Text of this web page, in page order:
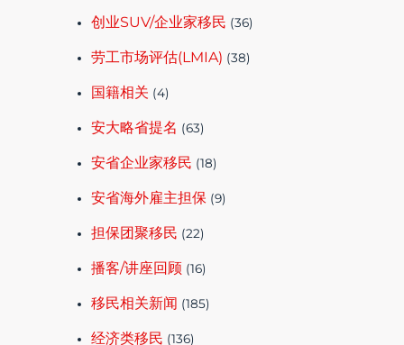
创业SUV/企业家移民 (36)
劳工市场评估(LMIA) (38)
国籍相关 (4)
安大略省提名 (63)
安省企业家移民 (18)
安省海外雇主担保 (9)
担保团聚移民 (22)
播客/讲座回顾 (16)
移民相关新闻 (185)
经济类移民 (136)